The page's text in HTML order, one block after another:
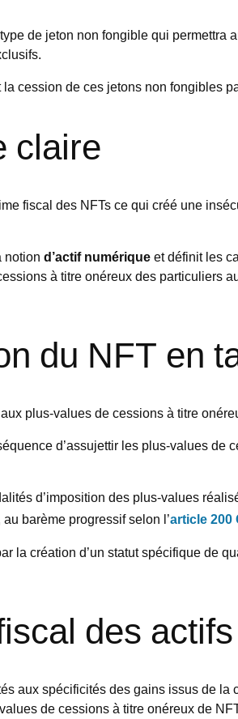
de jeton non fongible qui permettra
cession de ces jetons non fongibles
claire
fiscal des NFTs ce qui créé une
notion d’actif numériqueet définit les
à titre onéreux des particuliers
du NFT en
plus-values de cessions à titre
d’assujettir les plus-values
d’imposition des plus-values
barème progressif selon l’article 200
la création d’un statut spécifique de
des
aux spécificités des gains issus de
de cessions à titre onéreux de